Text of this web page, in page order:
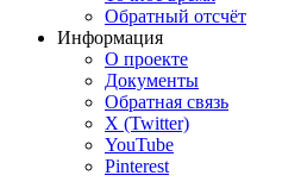
Обратный отсчёт
Информация
О проекте
Документы
Обратная связь
X (Twitter)
YouTube
Pinterest